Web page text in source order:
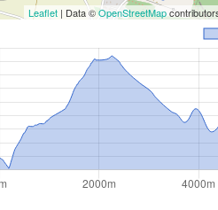
Leaflet | Data ©OpenStreetMap